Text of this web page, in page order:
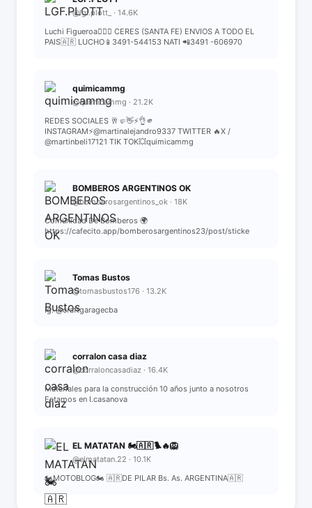
@lgf.plott_ · 14.6K
Luchi Figueroa🙋🏾‍♂️ CERES (SANTA FE) ENVIOS A TODO EL
PAIS🇦🇷 LUCHO📱3491-544153 NATI 📲3491 -606970
quimicammg
@quimicammg · 21.2K
REDES SOCIALES 🥂🤛👋⚡👌🫵
INSTAGRAM⚡@martinalejandro9337 TWITTER 🔥X /
@martinbeli17121 TIK TOK💥quimicammg
BOMBEROS ARGENTINOS OK
@bomberosargentinos_ok · 18K
Comunidad De Bomberos 🌍
https://cafecito.app/bomberosargentinos23/post/sticke
Tomas Bustos
@tomasbustos176 · 13.2K
Ig: @craftgaragecba
corralon casa diaz
@corraloncasadiaz · 16.4K
Materiales para la construcción 10 años junto a nosotros
Estamos en I.casanova
EL MATATAN 🏍🇦🇷🐦‍🔥🦁
@elmatatan.22 · 10.1K
🏍MOTOBLOG🏍 🇦🇷DE PILAR Bs. As. ARGENTINA🇦🇷